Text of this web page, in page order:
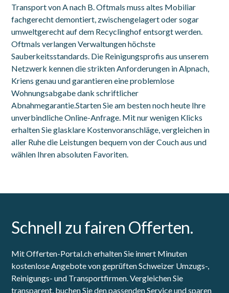
Transport von A nach B. Oftmals muss altes Mobiliar
fachgerecht demontiert, zwischengelagert oder sogar
umweltgerecht auf dem Recyclinghof entsorgt werden.
Oftmals verlangen Verwaltungen höchste
Sauberkeitsstandards. Die Reinigungsprofis aus unserem
Netzwerk kennen die strikten Anforderungen in Alpnach,
Kriens genau und garantieren eine problemlose
Wohnungsabgabe dank schriftlicher
Abnahmegarantie.Starten Sie am besten noch heute Ihre
unverbindliche Online-Anfrage. Mit nur wenigen Klicks
erhalten Sie glasklare Kostenvoranschläge, vergleichen in
aller Ruhe die Leistungen bequem von der Couch aus und
wählen Ihren absoluten Favoriten.
Schnell zu fairen Offerten.
Mit Offerten-Portal.ch erhalten Sie innert Minuten
kostenlose Angebote von geprüften Schweizer Umzugs-,
Reinigungs- und Transportfirmen. Vergleichen Sie
transparent, buchen Sie den passenden Service und sparen